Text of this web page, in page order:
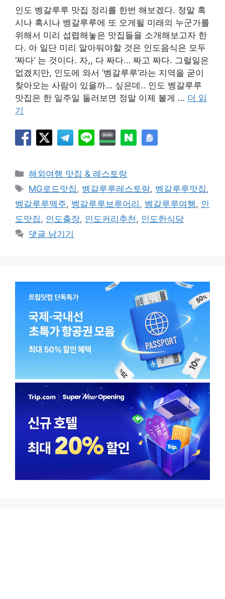
인도 벵갈루루 맛집 정리를 한번 해보겠다. 정말 혹
시나 혹시나 벵갈루루에 또 오게될 미래의 누군가를
위해서 미리 섭렵해놓은 맛집들을 소개해보고자 한
다. 아 일단 미리 알아둬야할 것은 인도음식은 모두
‘짜다‘ 는 것이다. 자,, 다 짜다… 짜고 짜다. 그럴일은
없겠지만, 인도에 와서 ‘벵갈루루’라는 지역을 굳이
찾아오는 사람이 있을까… 싶은데.. 인도 벵갈루루
맛집은 한 일주일 둘러보면 정말 이제 볼게 … 더 읽
기
카
테
리
해외여행 맛집 & 레스토랑
태
그
MG로드맛집, 벵갈루루레스토랑, 벵갈루루맛집,
벵갈루루맥주, 벵갈루루브루어리 , 벵갈루루여행, 인
도맛집, 인도출장, 인도커리추천, 인도한식당
댓글 남기기